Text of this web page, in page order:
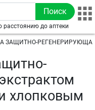
расстоянию до аптеки
ЗАЩИТНО-
хлопковым